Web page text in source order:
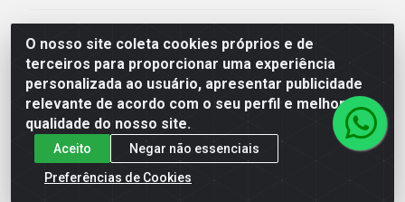
O nosso site coleta cookies próprios e de
terceiros para proporcionar uma experiência
personalizada ao usuário, apresentar publicidade
relevante de acordo com o seu perfil e melhorar a
qualidade do nosso site.
Aceito
Negar não essenciais
Preferências de Cookies
PneuBras - Rodovia BR-101, KM 82 - Prazeres,
Jaboatão dos Guararapes/PE - CEP 54.335-000 - CNPJ
08.678.386/0001-05 - Pneubras Comércio de Pneus
Ltda